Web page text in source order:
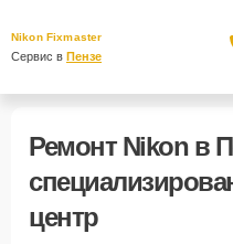
Nikon Fixmaster
Сервис в Пензе
Ремонт Nikon в
центр